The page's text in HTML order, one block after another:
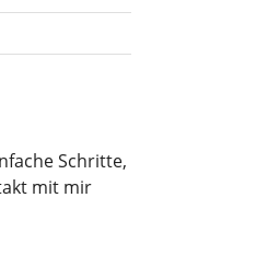
Schritte,
mit mir